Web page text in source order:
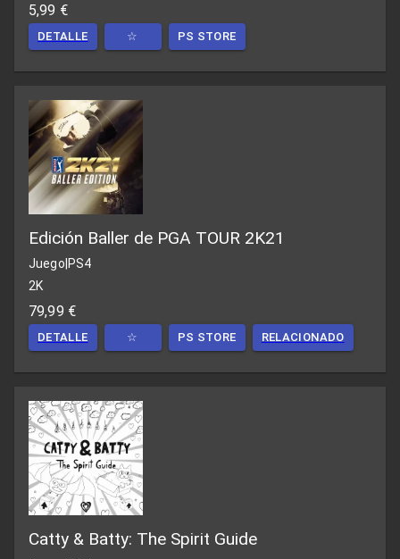
5,99 €
DETALLE ☆ PS STORE
Edición Baller de PGA TOUR 2K21
Juego PS4
2K
79,99 €
DETALLE ☆ PS STORE RELACIONADO
Catty & Batty: The Spirit Guide